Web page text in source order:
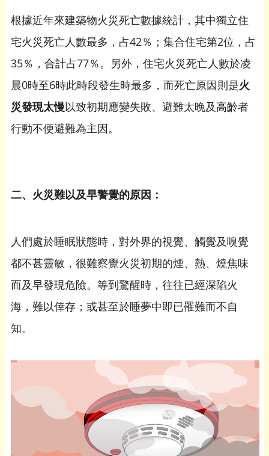
根據近年來建築物火災死亡數據統計，其中獨立住
宅火災死亡人數最多，占42％；集合住宅第2位，占
35％，合計占77％。另外，住宅火災死亡人數於凌
晨0時至6時此時段發生時最多，而死亡原因則是火
災發現太慢以致初期應變失敗、避難太晚及高齡者
行動不便避難為主因。
二、火災難以及早警覺的原因：
人們處於睡眠狀態時，對外界的視覺、觸覺及嗅覺
都不甚靈敏，很難察覺火災初期的煙、熱、燒焦味
而及早發現危險。等到驚醒時，往往已經深陷火
海，難以倖存；或甚至於睡夢中即已罹難而不自
知。